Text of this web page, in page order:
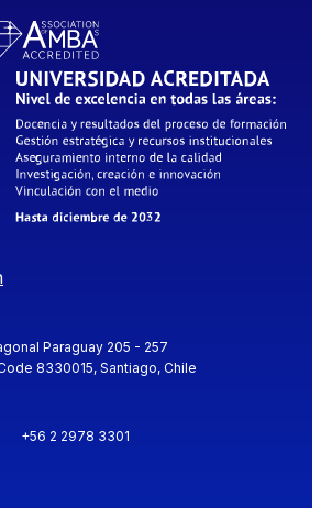
Paraguay 205 - 257
8330015, Santiago, Chile
+56 2 2978 3301